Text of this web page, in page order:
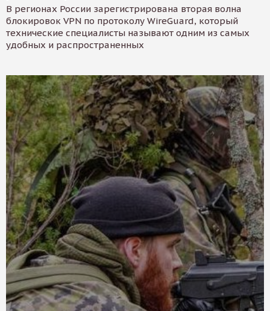
В регионах России зарегистрирована вторая волна
блокировок VPN по протоколу WireGuard, который
технические специалисты называют одним из самых
удобных и распространенных